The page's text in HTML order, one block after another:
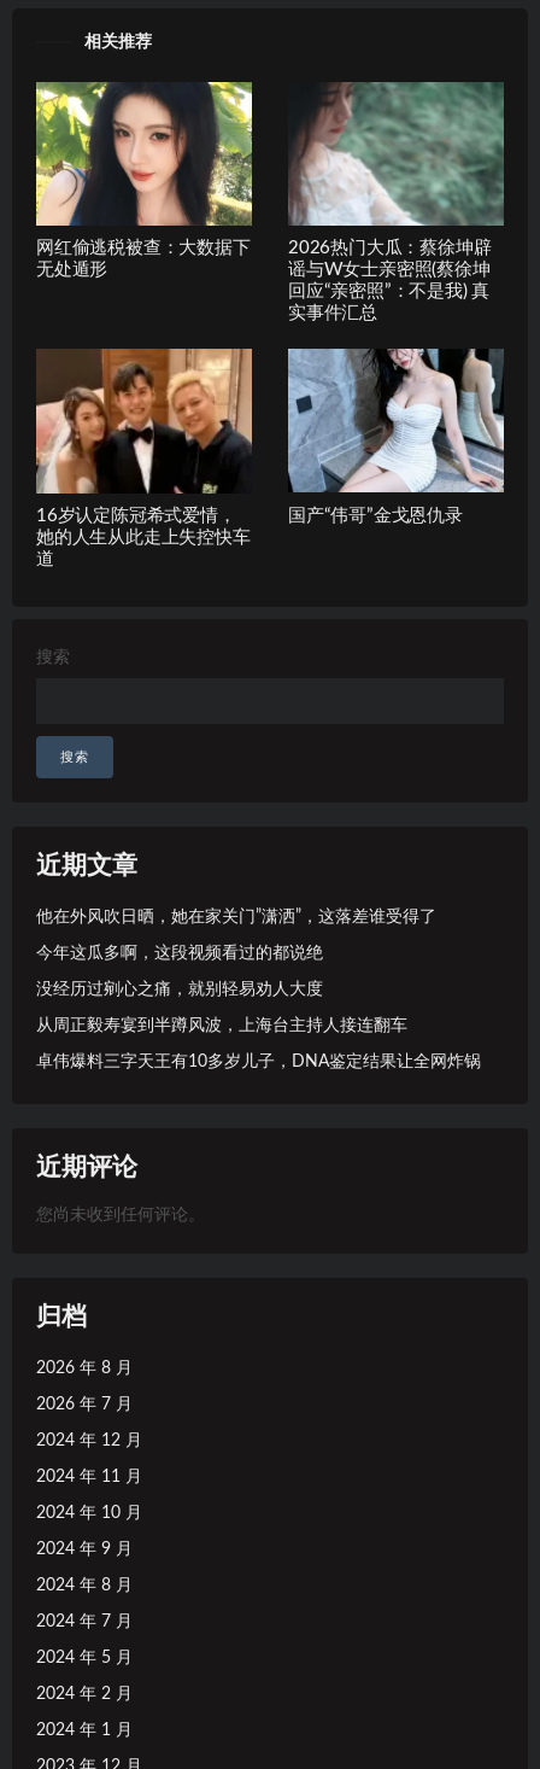
相关推荐
网红偷逃税被查：大数据下
无处遁形
2026热门大瓜：蔡徐坤辟
谣与W女士亲密照(蔡徐坤
回应“亲密照”：不是我) 真
实事件汇总
16岁认定陈冠希式爱情，
她的人生从此走上失控快车
道
国产“伟哥”金戈恩仇录
搜索
搜索
近期文章
他在外风吹日晒，她在家关门”潇洒”，这落差谁受得了
今年这瓜多啊，这段视频看过的都说绝
没经历过剜心之痛，就别轻易劝人大度
从周正毅寿宴到半蹲风波，上海台主持人接连翻车
卓伟爆料三字天王有10多岁儿子，DNA鉴定结果让全网炸锅
近期评论
您尚未收到任何评论。
归档
2026 年 8 月
2026 年 7 月
2024 年 12 月
2024 年 11 月
2024 年 10 月
2024 年 9 月
2024 年 8 月
2024 年 7 月
2024 年 5 月
2024 年 2 月
2024 年 1 月